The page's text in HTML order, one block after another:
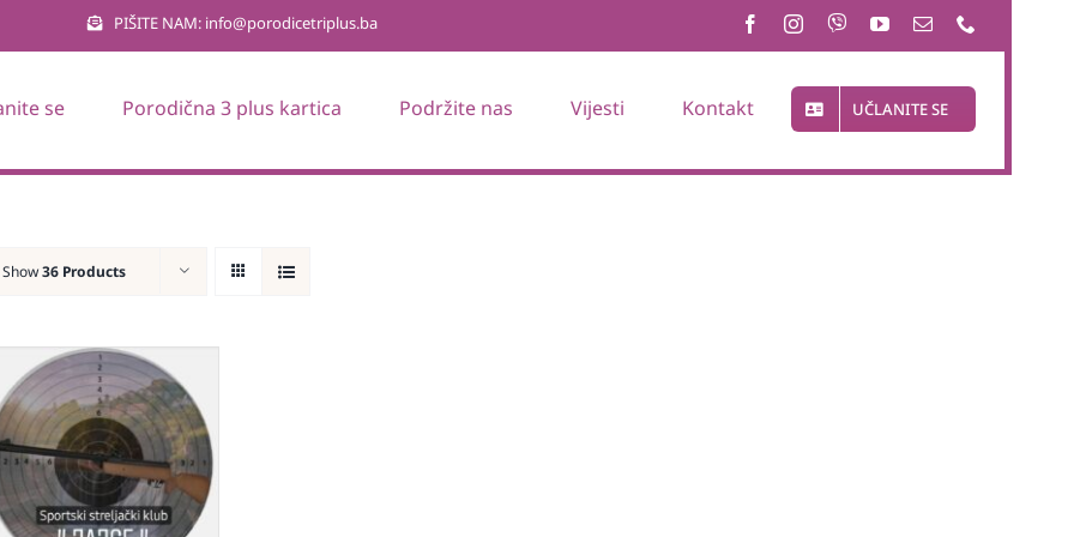
PIŠITE NAM: info@porodicetriplus.ba
se Porodična 3 plus kartica Podržite nas Vijesti Kontakt UČLANITE SE
Show36 Products